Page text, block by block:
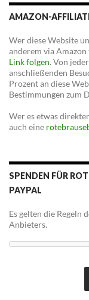
AMAZON-
Wer diese Website
anderem via
Link folgen. Von
anschließenden
Prozent an diese
Bestimmungen zum
Wer es etwas
auch eine
SPENDEN FÜR
PAYPAL
Es gelten die Regeln
Anbieters.